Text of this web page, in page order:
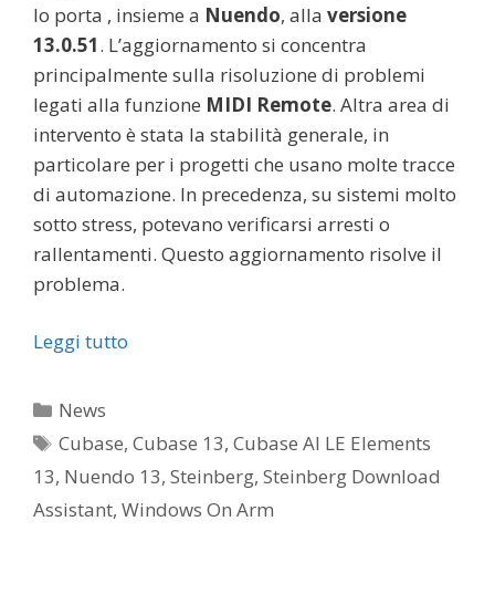
lo porta , insieme a Nuendo, alla versione
13.0.51. L’aggiornamento si concentra
principalmente sulla risoluzione di problemi
legati alla funzione MIDI Remote. Altra area di
intervento è stata la stabilità generale, in
particolare per i progetti che usano molte tracce
di automazione. In precedenza, su sistemi molto
sotto stress, potevano verificarsi arresti o
rallentamenti. Questo aggiornamento risolve il
problema.
Leggi tutto
Categorie
News
Tag
Cubase,Cubase 13,Cubase AI LE Elements
13, Nuendo 13, Steinberg, Steinberg Download
Assistant, Windows On Arm